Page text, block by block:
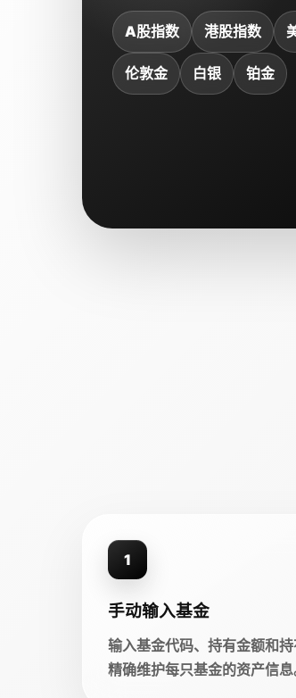
A股指数 港股指数
伦敦金 白银 铂金
1
手动输入基金
输入基金代码、持有金额和
精确维护每只基金的资产信息